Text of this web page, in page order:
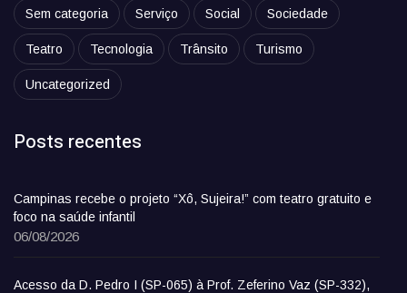
Sem categoria Serviço Social Sociedade
Teatro Tecnologia Trânsito Turismo
Uncategorized
Posts recentes
Campinas recebe o projeto “Xô, Sujeira!” com teatro gratuito e
foco na saúde infantil
06/08/2026
Acesso da D. Pedro I (SP-065) à Prof. Zeferino Vaz (SP-332),